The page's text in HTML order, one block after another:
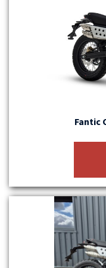
Fantic